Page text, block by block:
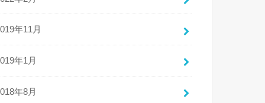
年11月
年1月
年8月